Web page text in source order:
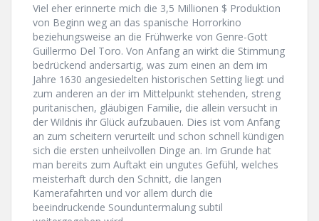
Viel eher erinnerte mich die 3,5 Millionen $ Produktion
von Beginn weg an das spanische Horrorkino
beziehungsweise an die Frühwerke von Genre-Gott
Guillermo Del Toro. Von Anfang an wirkt die Stimmung
bedrückend andersartig, was zum einen an dem im
Jahre 1630 angesiedelten historischen Setting liegt und
zum anderen an der im Mittelpunkt stehenden, streng
puritanischen, gläubigen Familie, die allein versucht in
der Wildnis ihr Glück aufzubauen. Dies ist vom Anfang
an zum scheitern verurteilt und schon schnell kündigen
sich die ersten unheilvollen Dinge an. Im Grunde hat
man bereits zum Auftakt ein ungutes Gefühl, welches
meisterhaft durch den Schnitt, die langen
Kamerafahrten und vor allem durch die
beeindruckende Sounduntermalung subtil